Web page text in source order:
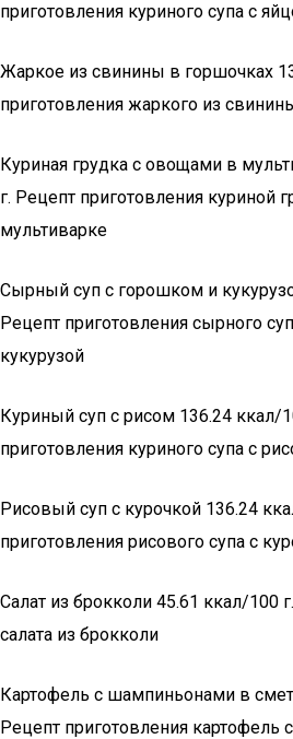
приготовления куриного супа с
Жаркое из свинины в горшочках
приготовления жаркого из
Куриная грудка с овощами в
г. Рецепт приготовления куриной
мультиварке
Сырный суп с горошком и
Рецепт приготовления сырного
кукурузой
Куриный суп с рисом 136.24 ккал/
приготовления куриного супа с
Рисовый суп с курочкой 136.24
приготовления рисового супа с
Салат из брокколи 45.61 ккал/100
салата из брокколи
Картофель с шампиньонами в
Рецепт приготовления